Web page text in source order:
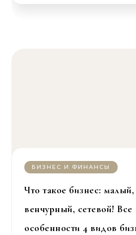
БИЗНЕС И ФИНАНСЫ
Что такое бизнес:
венчурный, сетевой! Все
особенности 4 видов